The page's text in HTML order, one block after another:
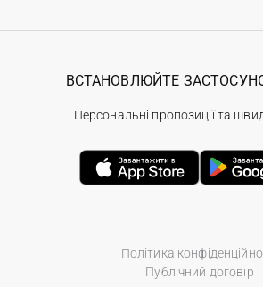
Політика
Публічний договір
ВСТАНОВЛЮЙТЕ
Персональні пропозиції та